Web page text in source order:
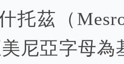
托茲（
尼亞字母